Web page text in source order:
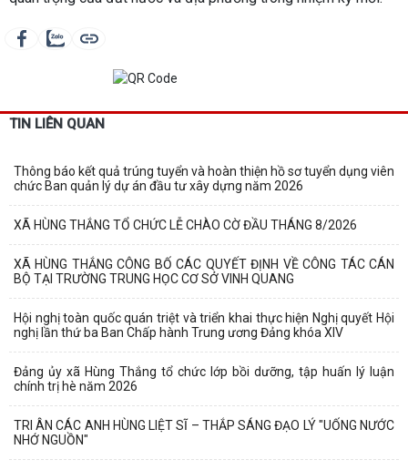
TIN LIÊN QUAN
Thông báo kết quả trúng tuyển và hoàn thiện hồ sơ tuyển dụng viên
chức Ban quản lý dự án đầu tư xây dựng năm 2026
XÃ HÙNG THẮNG TỔ CHỨC LỄ CHÀO CỜ ĐẦU THÁNG 8/2026
XÃ HÙNG THẮNG CÔNG BỐ CÁC QUYẾT ĐỊNH VỀ CÔNG TÁC CÁN
BỘ TẠI TRƯỜNG TRUNG HỌC CƠ SỞ VINH QUANG
Hội nghị toàn quốc quán triệt và triển khai thực hiện Nghị quyết Hội
nghị lần thứ ba Ban Chấp hành Trung ương Đảng khóa XIV
Đảng ủy xã Hùng Thắng tổ chức lớp bồi dưỡng, tập huấn lý luận
chính trị hè năm 2026
TRI ÂN CÁC ANH HÙNG LIỆT SĨ – THẮP SÁNG ĐẠO LÝ "UỐNG NƯỚC
NHỚ NGUỒN"